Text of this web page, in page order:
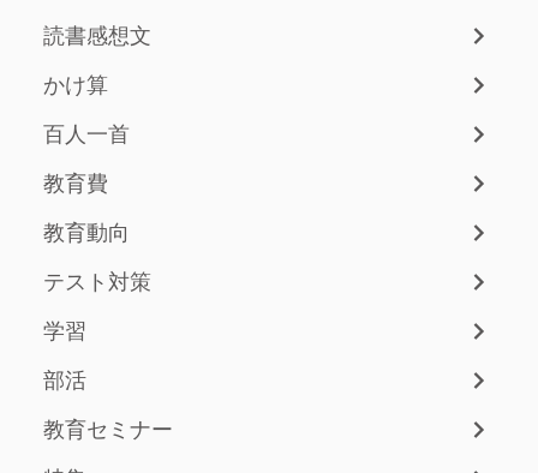
読書感想文
かけ算
百人一首
教育費
教育動向
テスト対策
学習
部活
教育セミナー